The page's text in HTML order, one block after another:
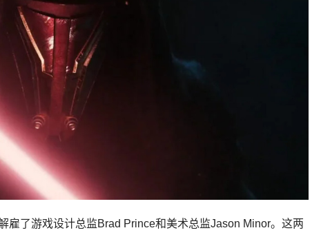
雇了游戏设计总监Brad Prince和美术总监Jason Minor。这两